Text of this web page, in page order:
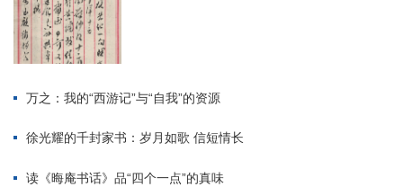
万之：我的“西游记”与“自我”的资源
徐光耀的千封家书：岁月如歌 信短情长
读《晦庵书话》品“四个一点”的真味